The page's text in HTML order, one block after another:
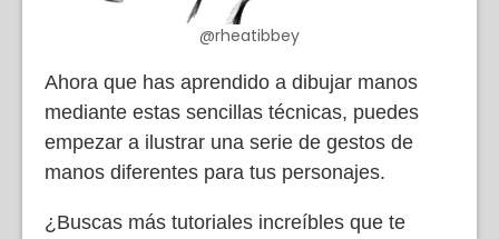
@rheatibbey
Ahora que has aprendido a dibujar manos
mediante estas sencillas técnicas, puedes
empezar a ilustrar una serie de gestos de
manos diferentes para tus personajes.
¿Buscas más tutoriales increíbles que te